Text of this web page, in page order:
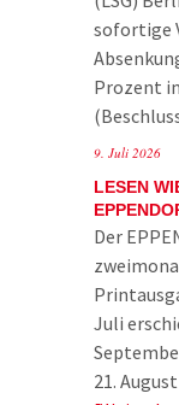
sofortige
Prozent
9. Juli 2026
LESEN
Der
Juli
21.